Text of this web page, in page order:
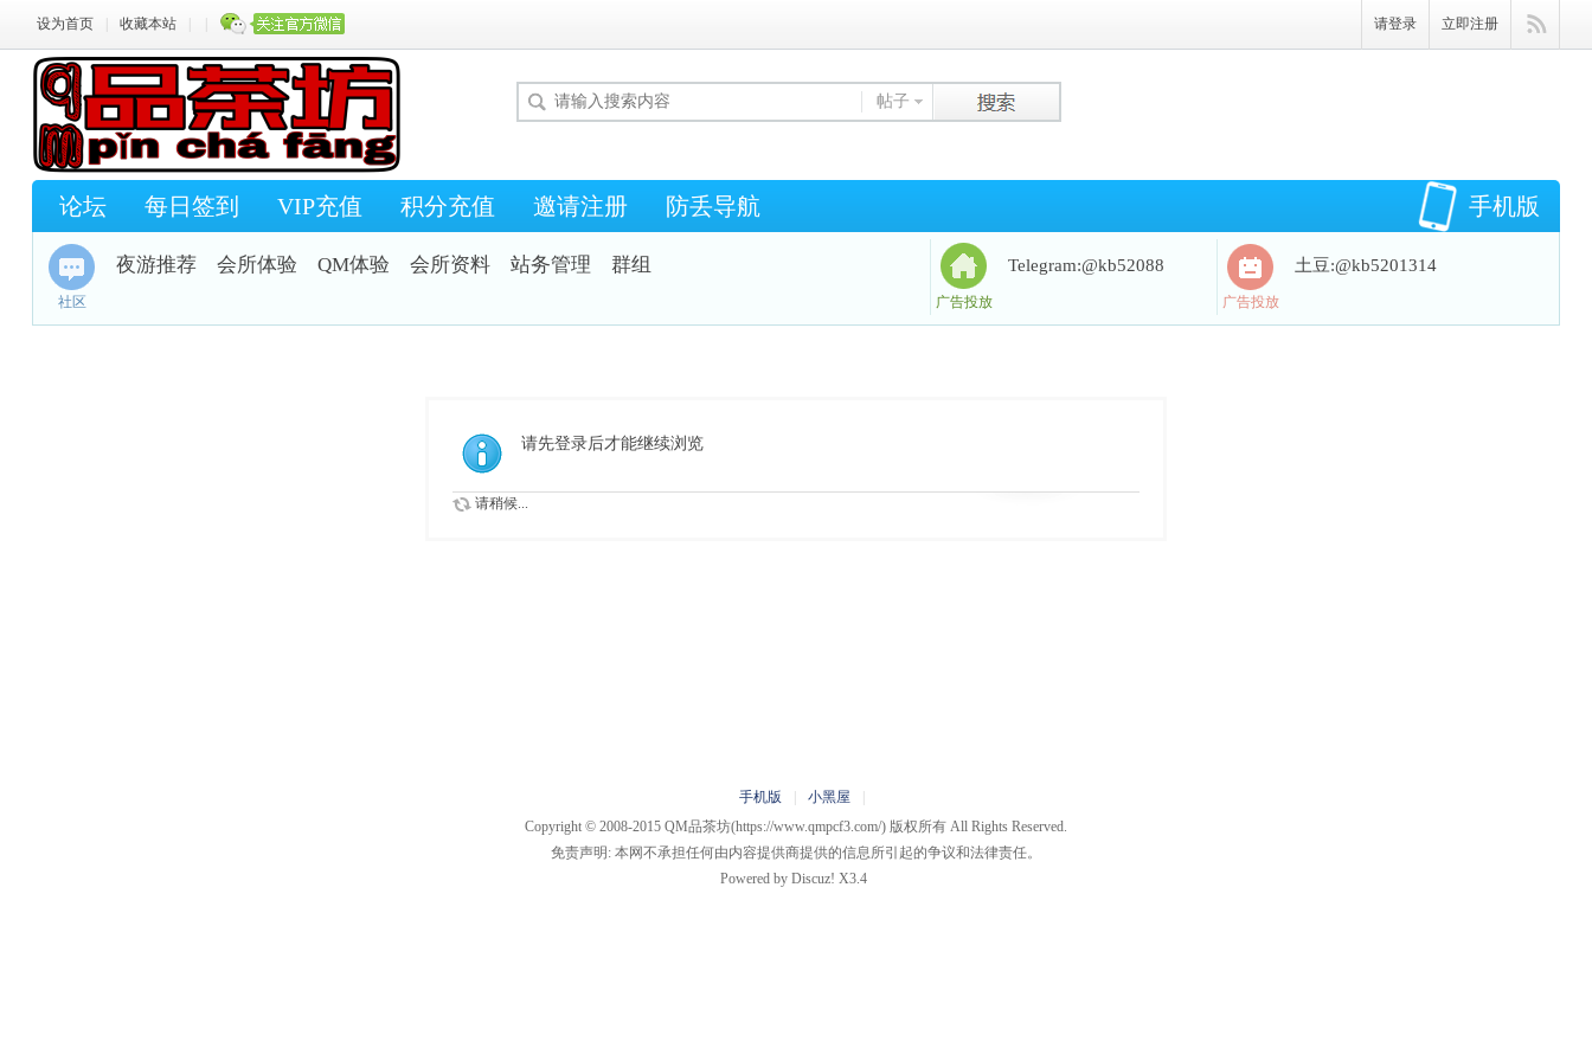
设为首页 收藏本站 请登录 立即注册
帖子
手机版
论坛 每日签到 VIP充值 积分充值 邀请注册 防丢导航
社区
夜游推荐 会所体验 QM体验 会所资料 站务管理 群组 土豆:@kb5201314
广告投放
Telegram:@kb52088
广告投放
请先登录后才能继续浏览
请稍候...
手机版 小黑屋
Copyright © 2008-2015 QM品茶坊(https://www.qmpcf3.com/) 版权所有 All Rights Reserved.
免责声明: 本网不承担任何由内容提供商提供的信息所引起的争议和法律责任。
Powered byDiscuz! X3.4